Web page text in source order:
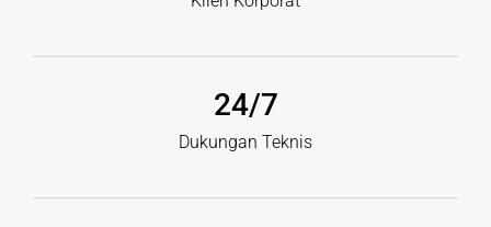
Dukungan Teknis
24/7